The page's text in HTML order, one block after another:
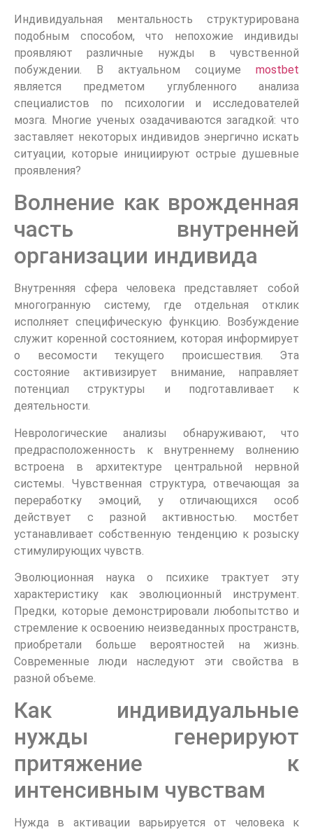
Индивидуальная ментальность структурирована
подобным способом, что непохожие индивиды
проявляют различные нужды в чувственной
побуждении. В актуальном социуме mostbet
является предметом углубленного анализа
специалистов по психологии и исследователей
мозга. Многие ученых озадачиваются загадкой: что
заставляет некоторых индивидов энергично искать
ситуации, которые инициируют острые душевные
проявления?
Волнение как врожденная
часть внутренней
организации индивида
Внутренняя сфера человека представляет собой
многогранную систему, где отдельная отклик
исполняет специфическую функцию. Возбуждение
служит коренной состоянием, которая информирует
о весомости текущего происшествия. Эта
состояние активизирует внимание, направляет
потенциал структуры и подготавливает к
деятельности.
Неврологические анализы обнаруживают, что
предрасположенность к внутреннему волнению
встроена в архитектуре центральной нервной
системы. Чувственная структура, отвечающая за
переработку эмоций, у отличающихся особ
действует с разной активностью. мостбет
устанавливает собственную тенденцию к розыску
стимулирующих чувств.
Эволюционная наука о психике трактует эту
характеристику как эволюционный инструмент.
Предки, которые демонстрировали любопытство и
стремление к освоению неизведанных пространств,
приобретали больше вероятностей на жизнь.
Современные люди наследуют эти свойства в
разной объеме.
Как индивидуальные
нужды генерируют
притяжение к
интенсивным чувствам
Нужда в активации варьируется от человека к